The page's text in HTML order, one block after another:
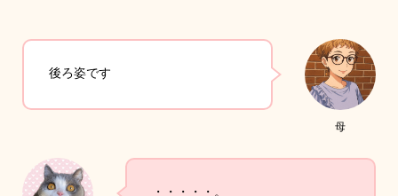
母
後ろ姿です
・・・・・。